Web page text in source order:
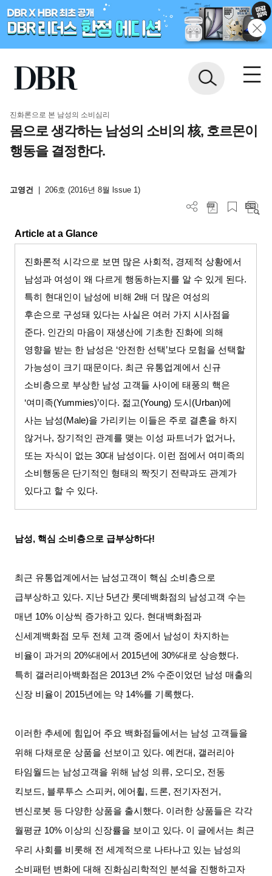
진화론으로 본 남성의 소비심리
몸으로 생각하는 남성의 소비의 核, 호르몬이
행동을 결정한다.
고영건 206호 (2016년 8월 lssue 1)
Article at a Glance
진화론적 시각으로 보면 많은 사회적, 경제적 상황에서
남성과 여성이 왜 다르게 행동하는지를 알 수 있게 된다.
특히 현대인이 남성에 비해 2배 더 많은 여성의
후손으로 구성돼 있다는 사실은 여러 가지 시사점을
준다. 인간의 마음이 재생산에 기초한 진화에 의해
영향을 받는 한 남성은 ‘안전한 선택’보다 모험을 선택할
가능성이 크기 때문이다. 최근 유통업계에서 신규
소비층으로 부상한 남성 고객들 사이에 태풍의 핵은
‘여미족(Yummies)’이다. 젊고(Young) 도시(Urban)에
사는 남성(Male)을 가리키는 이들은 주로 결혼을 하지
않거나, 장기적인 관계를 맺는 이성 파트너가 없거나,
또는 자식이 없는 30대 남성이다. 이런 점에서 여미족의
소비행동은 단기적인 형태의 짝짓기 전략과도 관계가
있다고 할 수 있다.
남성, 핵심 소비층으로 급부상하다!
최근 유통업계에서는 남성고객이 핵심 소비층으로
급부상하고 있다. 지난 5년간 롯데백화점의 남성고객 수는
매년 10% 이상씩 증가하고 있다. 현대백화점과
신세계백화점 모두 전체 고객 중에서 남성이 차지하는
비율이 과거의 20%대에서 2015년에 30%대로 상승했다.
특히 갤러리아백화점은 2013년 2% 수준이었던 남성 매출의
신장 비율이 2015년에는 약 14%를 기록했다.
이러한 추세에 힘입어 주요 백화점들에서는 남성 고객들을
위해 다채로운 상품을 선보이고 있다. 예컨대, 갤러리아
타임월드는 남성고객을 위해 남성 의류, 오디오, 전동
킥보드, 블루투스 스피커, 에어휠, 드론, 전기자전거,
변신로봇 등 다양한 상품을 출시했다. 이러한 상품들은 각각
월평균 10% 이상의 신장률을 보이고 있다. 이 글에서는 최근
우리 사회를 비롯해 전 세계적으로 나타나고 있는 남성의
소비패턴 변화에 대해 진화심리학적인 분석을 진행하고자